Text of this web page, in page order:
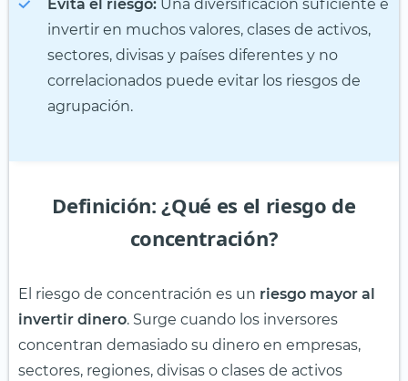
Evita el riesgo: Una diversificación suficiente e
invertir en muchos valores, clases de activos,
sectores, divisas y países diferentes y no
correlacionados puede evitar los riesgos de
agrupación.
Definición: ¿Qué es el riesgo de
concentración?
El riesgo de concentración es un riesgo mayor al
invertir dinero. Surge cuando los inversores
concentran demasiado su dinero en empresas,
sectores, regiones, divisas o clases de activos